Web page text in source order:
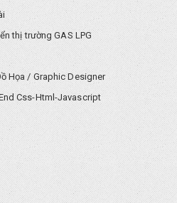
thị trường GAS LPG
Họa / Graphic Designer
Css-Html-Javascript